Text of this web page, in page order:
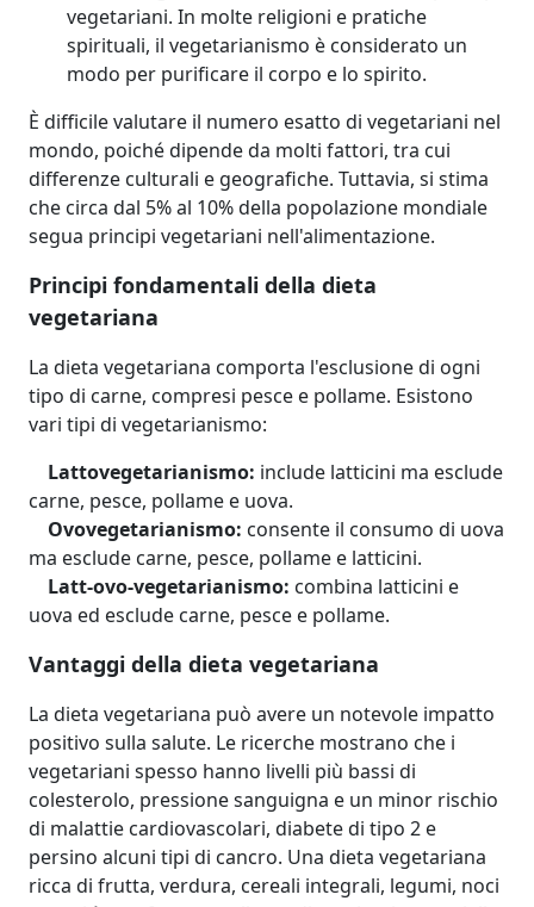
vegetariani. In molte religioni e pratiche
spirituali, il vegetarianismo è considerato un
modo per purificare il corpo e lo spirito.
È difficile valutare il numero esatto di vegetariani nel
mondo, poiché dipende da molti fattori, tra cui
differenze culturali e geografiche. Tuttavia, si stima
che circa dal 5% al 10% della popolazione mondiale
segua principi vegetariani nell'alimentazione.
Principi fondamentali della dieta
vegetariana
La dieta vegetariana comporta l'esclusione di ogni
tipo di carne, compresi pesce e pollame. Esistono
vari tipi di vegetarianismo:
Lattovegetarianismo: include latticini ma esclude
carne, pesce, pollame e uova.
Ovovegetarianismo: consente il consumo di uova
ma esclude carne, pesce, pollame e latticini.
Latt-ovo-vegetarianismo: combina latticini e
uova ed esclude carne, pesce e pollame.
Vantaggi della dieta vegetariana
La dieta vegetariana può avere un notevole impatto
positivo sulla salute. Le ricerche mostrano che i
vegetariani spesso hanno livelli più bassi di
colesterolo, pressione sanguigna e un minor rischio
di malattie cardiovascolari, diabete di tipo 2 e
persino alcuni tipi di cancro. Una dieta vegetariana
ricca di frutta, verdura, cereali integrali, legumi, noci